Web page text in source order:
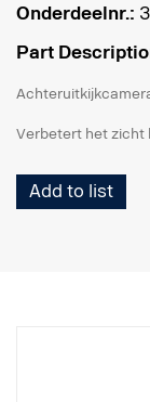
Onderdeelnr.:
Part
Verbetert het zicht
Add to list